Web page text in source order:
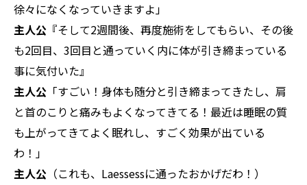
徐々になくなっていきますよ」
主人公 『そして2週間後、再度施術をしてもらい、その後
も2回目、3回目と通っていく内に体が引き締まっている
事に気付いた』
主人公 「すごい！身体も随分と引き締まってきたし、肩
と首のこりと痛みもよくなってきてる！最近は睡眠の質
も上がってきてよく眠れし、すごく効果が出ている
わ！」
主人公 （これも、Laessessに通ったおかげだわ！）